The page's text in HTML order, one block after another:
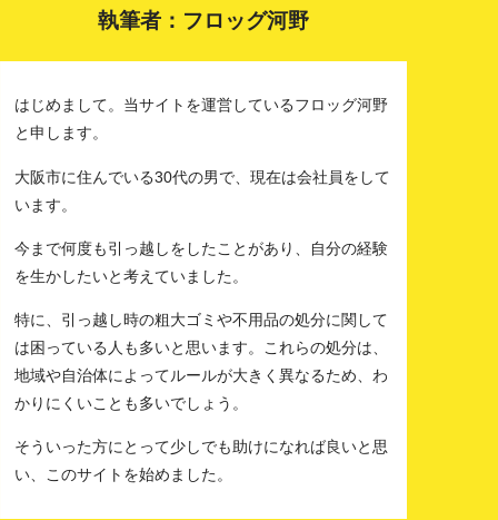
執筆者：フロッグ河野
はじめまして。当サイトを運営しているフロッグ河野
と申します。
大阪市に住んでいる30代の男で、現在は会社員をして
います。
今まで何度も引っ越しをしたことがあり、自分の経験
を生かしたいと考えていました。
特に、引っ越し時の粗大ゴミや不用品の処分に関して
は困っている人も多いと思います。これらの処分は、
地域や自治体によってルールが大きく異なるため、わ
かりにくいことも多いでしょう。
そういった方にとって少しでも助けになれば良いと思
い、このサイトを始めました。